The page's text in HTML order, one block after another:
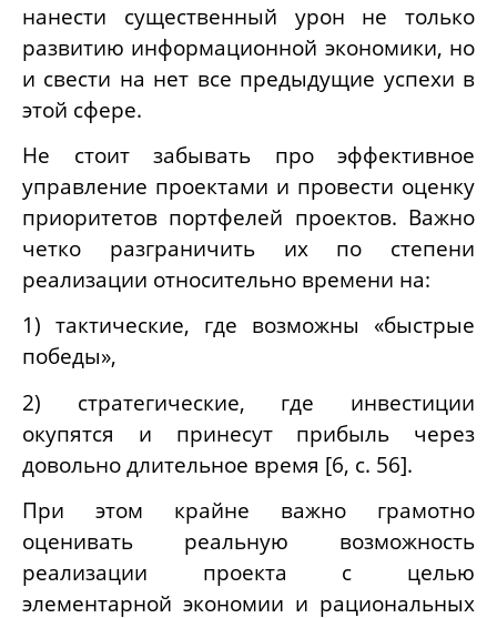
нанести существенный урон не только
развитию информационной экономики, но
и свести на нет все предыдущие успехи в
этой сфере.
Не стоит забывать про эффективное
управление проектами и провести оценку
приоритетов портфелей проектов. Важно
четко разграничить их по степени
реализации относительно времени на:
1) тактические, где возможны «быстрые
победы»,
2) стратегические, где инвестиции
окупятся и принесут прибыль через
довольно длительное время [6, c. 56].
При этом крайне важно грамотно
оценивать реальную возможность
реализации проекта с целью
элементарной экономии и рациональных